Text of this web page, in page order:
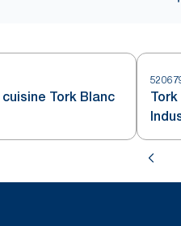
Tork Blanc
Tork